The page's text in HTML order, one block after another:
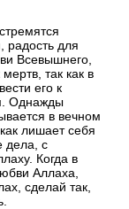
радость для
Всевышнего,
так как в
его к
Однажды
в вечном
лишает себя
дела, с
Когда в
Аллаха,
сделай так,